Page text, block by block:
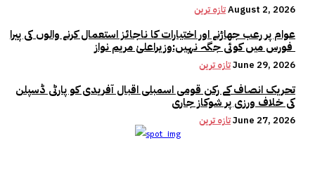
تازہ ترینAugust 2, 2026
عوام پر رعب جھاڑنے اور اختیارات کا ناجائز استعمال کرنے والوں کی پیرا
تازہ ترینJune 29, 2026
تحریک انصاف کے رکن قومی اسمبلی اقبال آفریدی کو پارٹی ڈسپلن
کی خلاف ورزی پر شوکاز جاری
تازہ ترینJune 27, 2026